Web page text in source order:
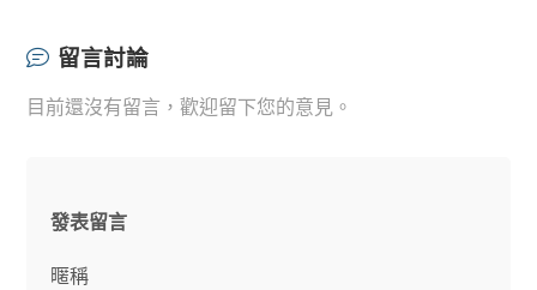
留言討論
目前還沒有留言，歡迎留下您的意見。
發表留言
暱稱